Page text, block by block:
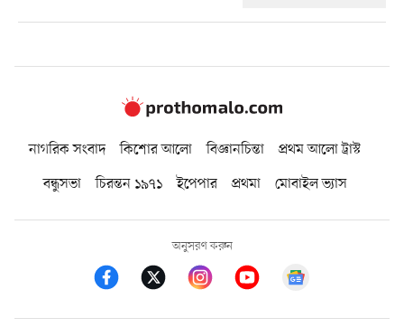
নাগরিক সংবাদ কিশোর আলো বিজ্ঞানচিন্তা
প্রথম আলো ট্রাস্ট
বন্ধুসভা
চিরন্তন ১৯৭১ ইপেপার প্রথমা মোবাইল ভ্যাস
অনুসরণ করুন